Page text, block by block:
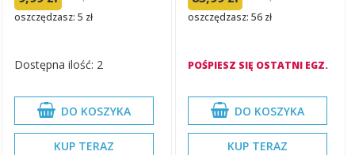
oszczędzasz: 5 zł
Dostępna ilość: 2
DO KOSZYKA
KUP TERAZ
oszczędzasz: 56 zł
POŚPIESZ SIĘ OSTATNI EGZ.
DO KOSZYKA
KUP TERAZ